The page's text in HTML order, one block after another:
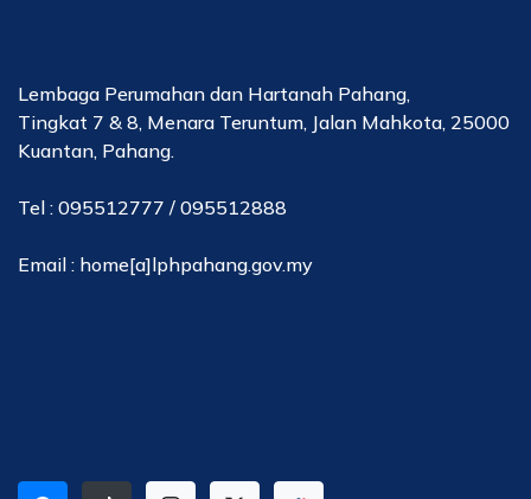
Lembaga Perumahan dan Hartanah Pahang,
Tingkat 7 & 8, Menara Teruntum, Jalan Mahkota, 25000
Kuantan, Pahang.
Tel : 095512777 / 095512888
Email : home[a]lphpahang.gov.my